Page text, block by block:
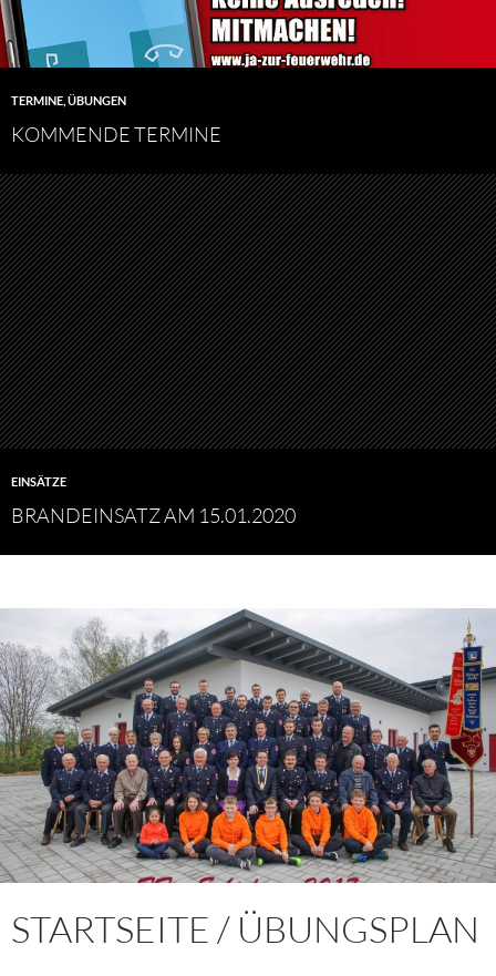
TERMINE ÜBUNGEN
KOMMENDE TERMINE
EINSÄTZE
BRANDEINSATZ AM 15.01.2020
STARTSEITE / ÜBUNGSPLAN